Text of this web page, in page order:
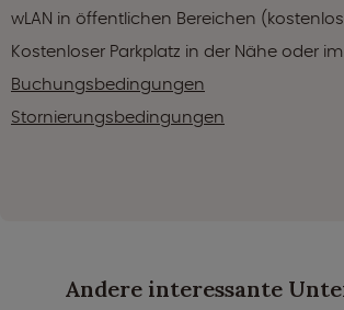
wLAN in öffentlichen Bereichen
Kostenloser Parkplatz in der Nähe oder im
Buchungsbedingungen
Stornierungsbedingungen
Andere interessante